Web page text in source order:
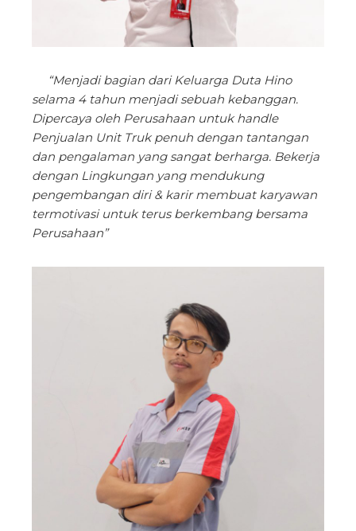
“Menjadi bagian dari Keluarga Duta Hino
selama 4 tahun menjadi sebuah kebanggan.
Dipercaya oleh Perusahaan untuk handle
Penjualan Unit Truk penuh dengan tantangan
dan pengalaman yang sangat berharga. Bekerja
dengan Lingkungan yang mendukung
pengembangan diri & karir membuat karyawan
termotivasi untuk terus berkembang bersama
Perusahaan”